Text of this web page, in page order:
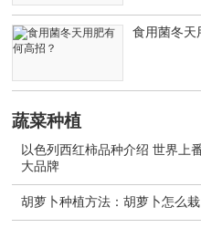
食用菌冬天
蔬菜种植
以色列西红柿品种介绍 世界上
大品牌
胡萝卜种植方法：胡萝卜怎么